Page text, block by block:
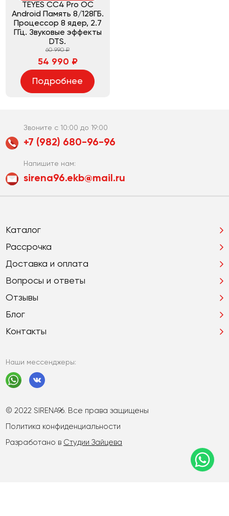
TEYES CC4 Pro ОС
Android Память 8/128ГБ.
Процессор 8 ядер, 2.7
ГГц. Звуковые эффекты
DTS.
60 990 ₽
54 990 ₽
Подробнее
Звоните с 10:00 до 19:00
+7 (982) 680-96-96
Напишите нам:
sirena96.ekb@mail.ru
© 2022 SIRENA96. Все права защищены
Политика конфиденциальности
Разработано в Студии Зайцева
Каталог
Рассрочка
Доставка и оплата
Вопросы и ответы
Отзывы
Блог
Контакты
Наши мессенджеры: